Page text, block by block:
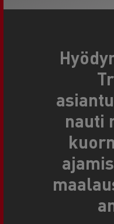
nauti